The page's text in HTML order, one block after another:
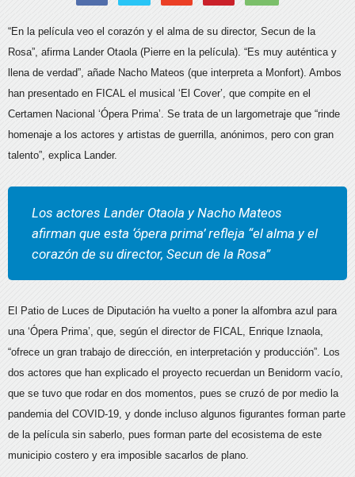
“En la película veo el corazón y el alma de su director, Secun de la
Rosa”, afirma Lander Otaola (Pierre en la película). “Es muy auténtica y
llena de verdad”, añade Nacho Mateos (que interpreta a Monfort). Ambos
han presentado en FICAL el musical ‘El Cover’, que compite en el
Certamen Nacional ‘Ópera Prima’. Se trata de un largometraje que “rinde
homenaje a los actores y artistas de guerrilla, anónimos, pero con gran
talento”, explica Lander.
Los actores Lander Otaola y Nacho Mateos
afirman que esta ‘ópera prima’ refleja “el alma y el
corazón de su director, Secun de la Rosa”
El Patio de Luces de Diputación ha vuelto a poner la alfombra azul para
una ‘Ópera Prima’, que, según el director de FICAL, Enrique Iznaola,
“ofrece un gran trabajo de dirección, en interpretación y producción”. Los
dos actores que han explicado el proyecto recuerdan un Benidorm vacío,
que se tuvo que rodar en dos momentos, pues se cruzó de por medio la
pandemia del COVID-19, y donde incluso algunos figurantes forman parte
de la película sin saberlo, pues forman parte del ecosistema de este
municipio costero y era imposible sacarlos de plano.